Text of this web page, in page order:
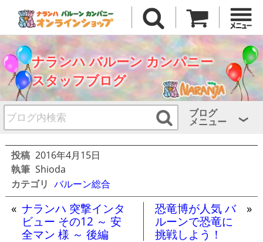
ナランハ バルーン カンパニー
スタッフブログ
ブログ
メニュー
投稿 2016年4月15日
執筆 Shioda
カテゴリ バルーン総合
« ナランハ 突撃インタ
ビュー その12 ～ 安
全マン 様 ～ 後編
恐竜博が人気 バ
ルーンで恐竜に
挑戦しよう！
»